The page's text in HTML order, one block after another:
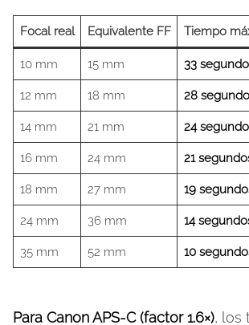
Focal real Equivalente FF Tiempo
10 mm 15 mm 33
12 mm 18 mm 28
14 mm 21 mm 24
16 mm 24 mm 21
18 mm 27 mm 19
24 mm 36 mm 14
35 mm 52 mm 10
Para Canon APS-C (factor 1.6×), los